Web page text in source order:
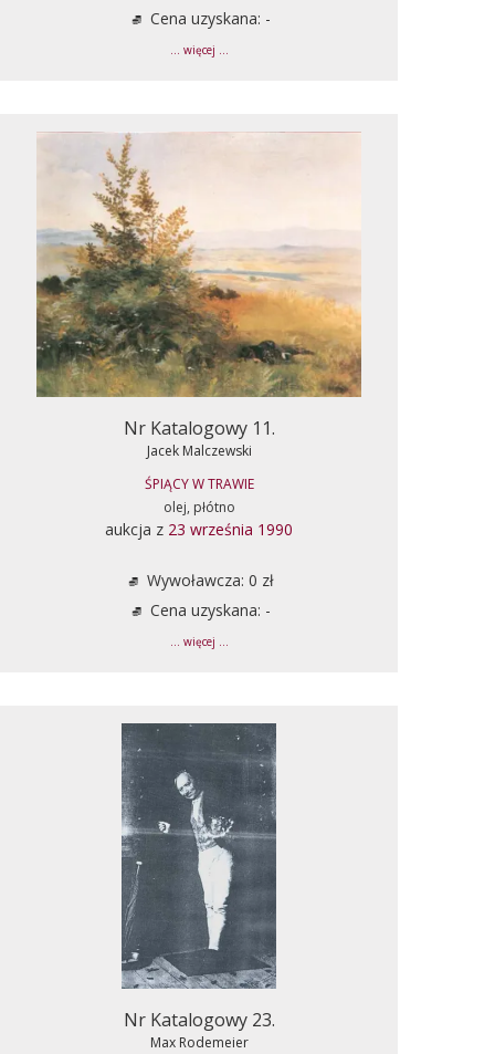
Cena uzyskana: -
... więcej ...
Nr Katalogowy 11.
Jacek Malczewski
ŚPIĄCY W TRAWIE
olej, płótno
aukcja z 23 września 1990
Wywoławcza: 0 zł
Cena uzyskana: -
... więcej ...
Nr Katalogowy 23.
Max Rodemeier